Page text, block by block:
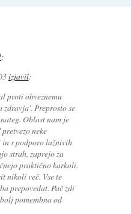
:
izjavil:
proti obveznemu
zdravja'. Preprosto se
Oblast nam je
neke
s podporo lažnivih
strah, zaprejo za
praktično karkoli.
nikoli več. Vse te
prepovedat. Pač zdi
pomembna od